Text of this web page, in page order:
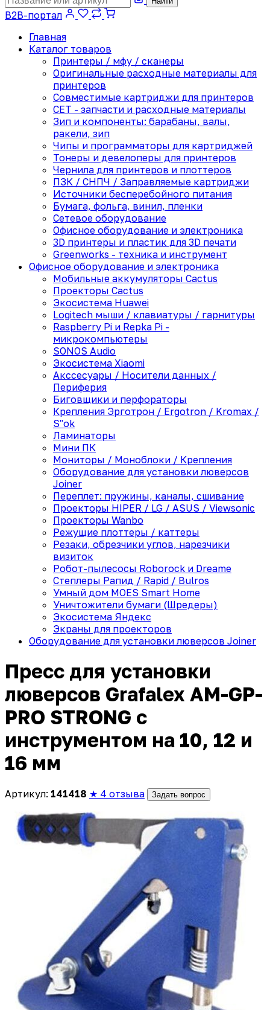
B2B-портал
Главная
Каталог товаров
Принтеры / мфу / сканеры
Оригинальные расходные материалы для
принтеров
Совместимые картриджи для принтеров
CET - запчасти и расходные материалы
Зип и компоненты: барабаны, валы,
ракели, зип
Чипы и программаторы для картриджей
Тонеры и девелоперы для принтеров
Чернила для принтеров и плоттеров
ПЗК / СНПЧ / Заправляемые картриджи
Источники бесперебойного питания
Бумага, фольга, винил, пленки
Сетевое оборудование
Офисное оборудование и электроника
3D принтеры и пластик для 3D печати
Greenworks - техника и инструмент
Офисное оборудование и электроника
Мобильные аккумуляторы Cactus
Проекторы Cactus
Экосистема Huawei
Logitech мыши / клавиатуры / гарнитуры
Raspberry Pi и Repka Pi -
микрокомпьютеры
SONOS Audio
Экосистема Xiaomi
Акссесуары / Носители данных /
Периферия
Биговщики и перфораторы
Крепления Эрготрон / Ergotron / Kromax /
S"ok
Ламинаторы
Мини ПК
Мониторы / Моноблоки / Крепления
Оборудование для установки люверсов
Joiner
Переплет: пружины, каналы, сшивание
Проекторы HIPER / LG / ASUS / Viewsonic
Проекторы Wanbo
Режущие плоттеры / каттеры
Резаки, обрезчики углов, нарезчики
визиток
Робот-пылесосы Roborock и Dreame
Степлеры Рапид / Rapid / Bulros
Умный дом MOES Smart Home
Уничтожители бумаги (Шредеры)
Экосистема Яндекс
Экраны для проекторов
Оборудование для установки люверсов Joiner
Пресс для установки
люверсов Grafalex AM-GP-
PRO STRONG с
инструментом на 10, 12 и
16 мм
Артикул: 141418 ★ 4 отзыва Задать вопрос